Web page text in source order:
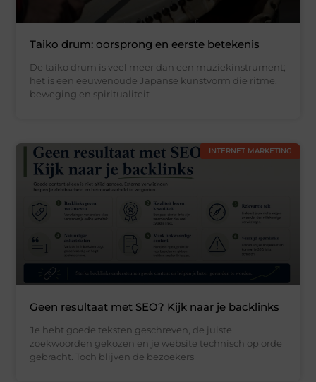
Taiko drum: oorsprong en eerste betekenis
De taiko drum is veel meer dan een muziekinstrument;
het is een eeuwenoude Japanse kunstvorm die ritme,
beweging en spiritualiteit
INTERNET MARKETING
Geen resultaat met SEO? Kijk naar je backlinks
Je hebt goede teksten geschreven, de juiste
zoekwoorden gekozen en je website technisch op orde
gebracht. Toch blijven de bezoekers